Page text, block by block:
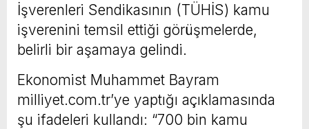
İşverenleri Sendikasının (TÜHİS) kamu
işverenini temsil ettiği görüşmelerde,
belirli bir aşamaya gelindi.
Ekonomist Muhammet Bayram
milliyet.com.tr’ye yaptığı açıklamasında
şu ifadeleri kullandı: “700 bin kamu